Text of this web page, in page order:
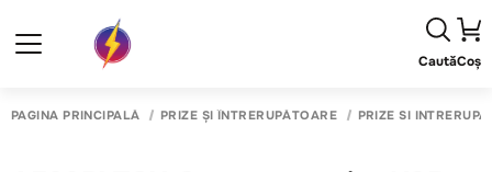
CautăCoș
PAGINA PRINCIPALĂ PRIZE ȘI ÎNTRERUPĂTOARE PRIZE SI